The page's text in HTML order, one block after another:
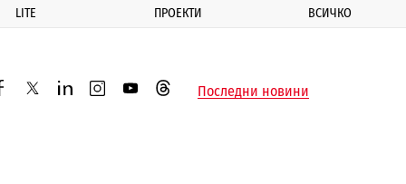
LITE ПРОЕКТИ ВСИЧКО
twitterlinkedininstagram
youtubethreadsПоследни новини